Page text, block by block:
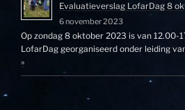
Evaluatieverslag LofarDag 8
6 november 2023
Op zondag 8 oktober 2023 is van 12.00-
LofarDag georganiseerd onder leiding
»